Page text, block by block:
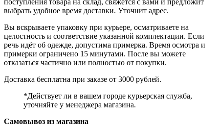
поступления товара на склад, свяжется с вами и предложит
выбрать удобное время доставки. Уточнит адрес.
Вы вскрываете упаковку при курьере, осматриваете на
целостность и соответствие указанной комплектации. Если
речь идёт об одежде, допустима примерка. Время осмотра и
примерки ограничено 15 минутами. После вы можете
отказаться частично или полностью от покупки.
Доставка бесплатна при заказе от 3000 рублей.
*Действует ли в вашем городе курьерская служба,
уточняйте у менеджера магазина.
Самовывоз из магазина